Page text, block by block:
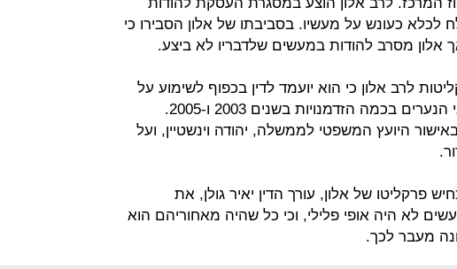
לכלא כעונש על מעשיו. בסביבתו של אלון הסבירו כי
מסרב להודות במעשים שלדבריו לא ביצע.
לרב אלון כי הוא יועמד לדין בכפוף לשימוע על
עבירות מין שביצע לכאורה בשני הנערים בכמה הזדמנויות בשנים 2003 ו-2005.
היועץ המשפטי לממשלה, יהודה וינשטיין, ועל
פרקליטו של אלון, עורך הדין יאיר גולן, את
לא היה אופי פלילי, וכי כל שהיה מאחוריהם הוא
מעבר לכך.